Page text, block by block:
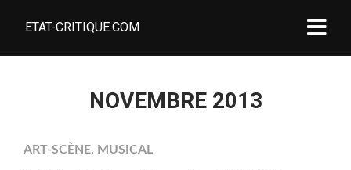
ETAT-CRITIQUE.COM
NOVEMBRE 2013
ART-SCÈNE, MUSICAL